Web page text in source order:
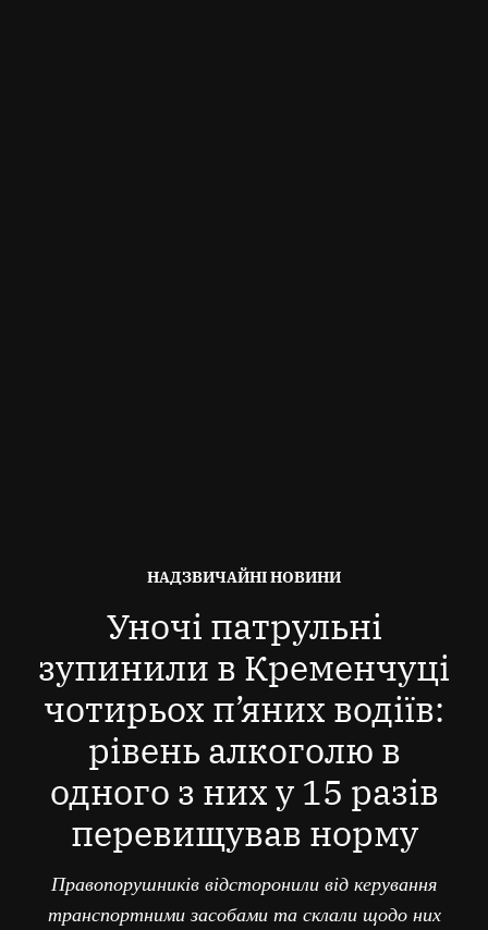
ОПУБЛІКОВАНО
НАДЗВИЧАЙНІ НОВИНИ
Уночі патрульні
зупинили в Кременчуці
чотирьох п’яних водіїв:
рівень алкоголю в
одного з них у 15 разів
перевищував норму
Правопорушників відсторонили від керування
транспортними засобами та склали щодо них